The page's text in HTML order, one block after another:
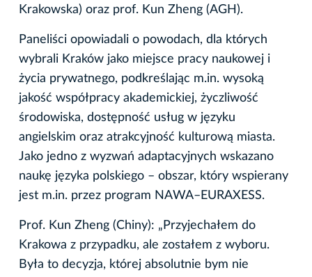
Krakowska) oraz prof. Kun Zheng (AGH).
Paneliści opowiadali o powodach, dla których
wybrali Kraków jako miejsce pracy naukowej i
życia prywatnego, podkreślając m.in. wysoką
jakość współpracy akademickiej, życzliwość
środowiska, dostępność usług w języku
angielskim oraz atrakcyjność kulturową miasta.
Jako jedno z wyzwań adaptacyjnych wskazano
naukę języka polskiego – obszar, który wspierany
jest m.in. przez program NAWA–EURAXESS.
Prof. Kun Zheng (Chiny): „Przyjechałem do
Krakowa z przypadku, ale zostałem z wyboru.
Była to decyzja, której absolutnie bym nie